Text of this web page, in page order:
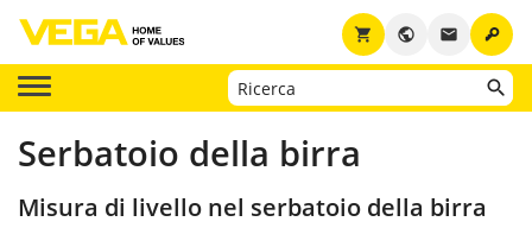
key
email
public
shopping_cart
Serbatoio della birra
Misura di livello nel serbatoio della birra